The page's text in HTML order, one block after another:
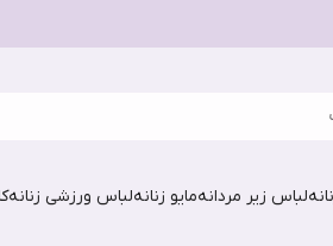
لباس زیر مردانهمایو زنانهلباس ورزشی زنانه